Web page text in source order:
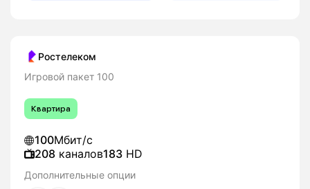
Ростелеком
Игровой пакет 100
Квартира
100Мбит/с
208 каналов183 HD
Дополнительные опции